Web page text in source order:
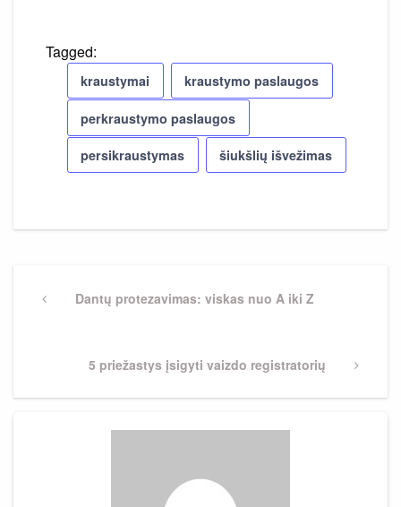
Tagged:
kraustymai kraustymo paslaugos
perkraustymo paslaugos
persikraustymas šiukšlių išvežimas
tarpPreviousDantų protezavimas: viskas nuo A iki Z
Next
5 priežastys įsigyti vaizdo registratorių